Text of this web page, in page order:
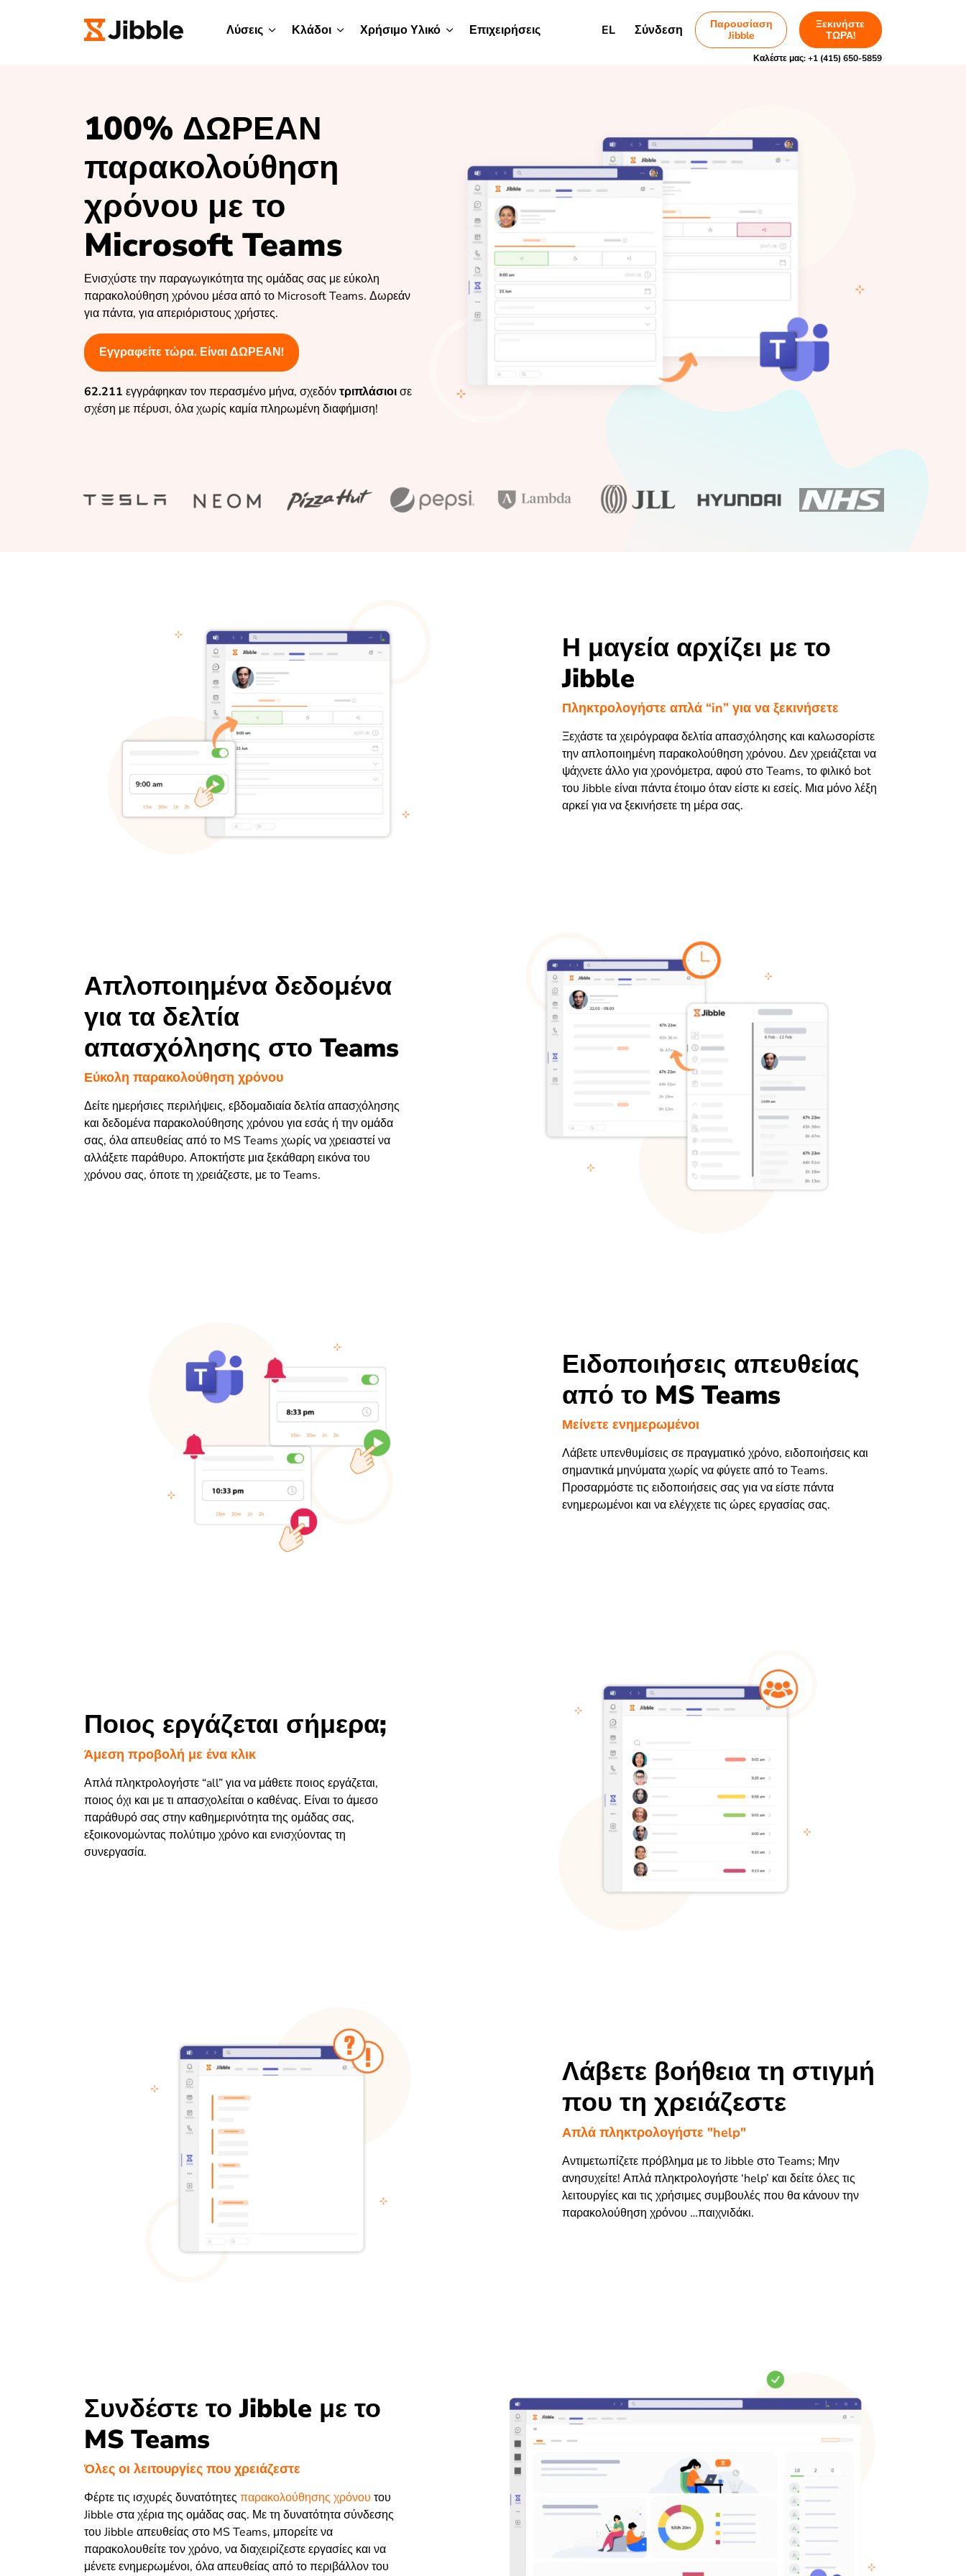
Λύσεις Κλάδοι Χρήσιμο Υλικό Επιχειρήσεις EL Σύνδεση
Παρουσίαση
Jibble
Ξεκινήστε
ΤΩΡΑ!
Καλέστε μας:+1 (415) 650-5859
100% ΔΩΡΕΑΝ
παρακολούθηση
χρόνου με το
Microsoft Teams
Ενισχύστε την παραγωγικότητα της ομάδας σας με εύκολη
παρακολούθηση χρόνου μέσα από το Microsoft Teams. Δωρεάν
για πάντα, για απεριόριστους χρήστες.
Εγγραφείτε τώρα. Είναι ΔΩΡΕΑΝ!
62.211 εγγράφηκαν τον περασμένο μήνα, σχεδόντριπλάσιοισε
σχέση με πέρυσι, όλα χωρίς καμία πληρωμένη διαφήμιση!
Η μαγεία αρχίζει με το
Jibble
Πληκτρολογήστε απλά “in” για να ξεκινήσετε
Ξεχάστε τα χειρόγραφα δελτία απασχόλησης και καλωσορίστε
την απλοποιημένη παρακολούθηση χρόνου. Δεν χρειάζεται να
ψάχνετε άλλο για χρονόμετρα, αφού στο Teams, το φιλικό bot
του Jibble είναι πάντα έτοιμο όταν είστε κι εσείς. Μια μόνο λέξη
αρκεί για να ξεκινήσετε τη μέρα σας.
Απλοποιημένα δεδομένα
για τα δελτία
απασχόλησης στο Teams
Εύκολη παρακολούθηση χρόνου
Δείτε ημερήσιες περιλήψεις, εβδομαδιαία δελτία απασχόλησης
και δεδομένα παρακολούθησης χρόνου για εσάς ή την ομάδα
σας, όλα απευθείας από το MS Teams χωρίς να χρειαστεί να
αλλάξετε παράθυρο. Αποκτήστε μια ξεκάθαρη εικόνα του
χρόνου σας, όποτε τη χρειάζεστε, με το Teams.
Ειδοποιήσεις απευθείας
από το MS Teams
Μείνετε ενημερωμένοι
Λάβετε υπενθυμίσεις σε πραγματικό χρόνο, ειδοποιήσεις και
σημαντικά μηνύματα χωρίς να φύγετε από το Teams.
Προσαρμόστε τις ειδοποιήσεις σας για να είστε πάντα
ενημερωμένοι και να ελέγχετε τις ώρες εργασίας σας.
Ποιος εργάζεται σήμερα;
Άμεση προβολή με ένα κλικ
Απλά πληκτρολογήστε “all” για να μάθετε ποιος εργάζεται,
ποιος όχι και με τι απασχολείται ο καθένας. Είναι το άμεσο
παράθυρό σας στην καθημερινότητα της ομάδας σας,
εξοικονομώντας πολύτιμο χρόνο και ενισχύοντας τη
συνεργασία.
Λάβετε βοήθεια τη στιγμή
που τη χρειάζεστε
Απλά πληκτρολογήστε "help"
Αντιμετωπίζετε πρόβλημα με το Jibble στο Teams; Μην
ανησυχείτε! Απλά πληκτρολογήστε ‘help’ και δείτε όλες τις
λειτουργίες και τις χρήσιμες συμβουλές που θα κάνουν την
παρακολούθηση χρόνου …παιχνιδάκι.
Συνδέστε το Jibble με το
MS Teams
Όλες οι λειτουργίες που χρειάζεστε
Φέρτε τις ισχυρές δυνατότητεςπαρακολούθησης χρόνου του
Jibble στα χέρια της ομάδας σας. Με τη δυνατότητα σύνδεσης
του Jibble απευθείας στο MS Teams, μπορείτε να
παρακολουθείτε τον χρόνο, να διαχειρίζεστε εργασίες και να
μένετε ενημερωμένοι, όλα απευθείας από το περιβάλλον του